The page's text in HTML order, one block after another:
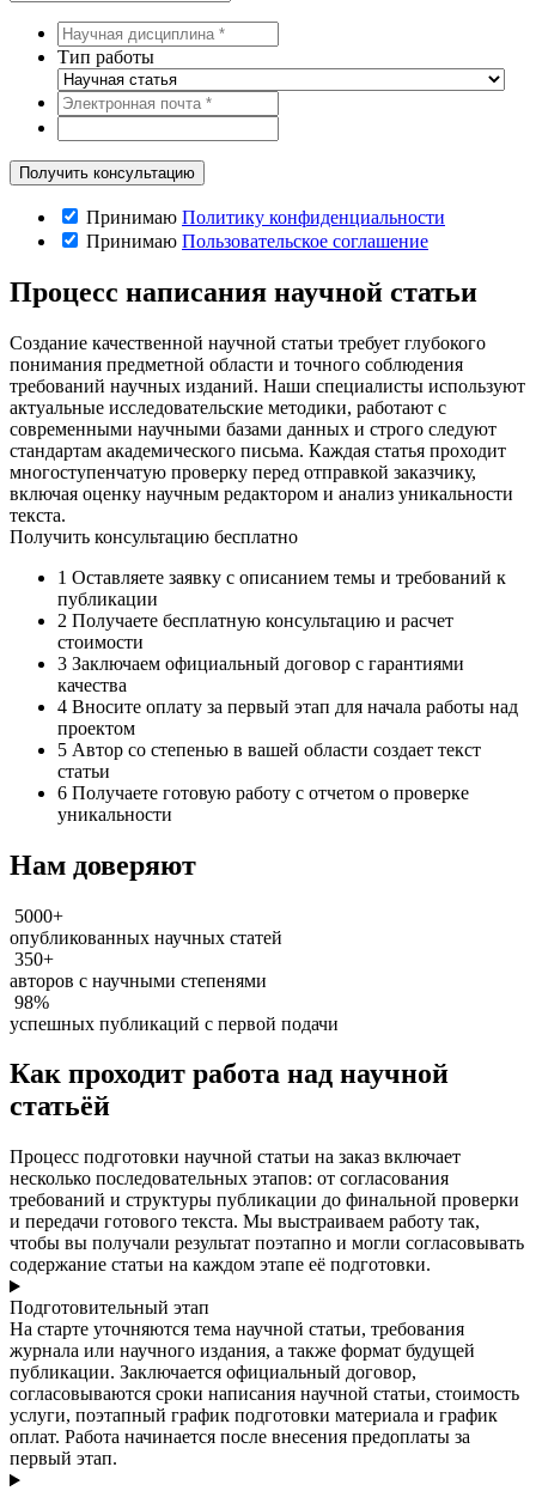
Тип работы
Принимаю Политику конфиденциальности
Принимаю Пользовательское соглашение
Процесс написания научной статьи
Создание качественной научной статьи требует глубокого
понимания предметной области и точного соблюдения
требований научных изданий. Наши специалисты используют
актуальные исследовательские методики, работают с
современными научными базами данных и строго следуют
стандартам академического письма. Каждая статья проходит
многоступенчатую проверку перед отправкой заказчику,
включая оценку научным редактором и анализ уникальности
текста.
Получить консультацию бесплатно
1 Оставляете заявку с описанием темы и требований к
публикации
2 Получаете бесплатную консультацию и расчет
стоимости
3 Заключаем официальный договор с гарантиями
качества
4 Вносите оплату за первый этап для начала работы над
проектом
5 Автор со степенью в вашей области создает текст
статьи
6 Получаете готовую работу с отчетом о проверке
уникальности
Нам доверяют
5000+
опубликованных научных статей
350+
авторов с научными степенями
98%
успешных публикаций с первой подачи
Как проходит работа над научной
статьёй
Процесс подготовки научной статьи на заказ включает
несколько последовательных этапов: от согласования
требований и структуры публикации до финальной проверки
и передачи готового текста. Мы выстраиваем работу так,
чтобы вы получали результат поэтапно и могли согласовывать
содержание статьи на каждом этапе её подготовки.
Подготовительный этап
На старте уточняются тема научной статьи, требования
журнала или научного издания, а также формат будущей
публикации. Заключается официальный договор,
согласовываются сроки написания научной статьи, стоимость
услуги, поэтапный график подготовки материала и график
оплат. Работа начинается после внесения предоплаты за
первый этап.